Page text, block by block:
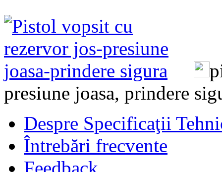
presiune joasa, prindere
Despre Specificaţii
Întrebări frecvente